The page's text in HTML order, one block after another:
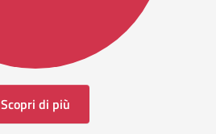
Scopri di più